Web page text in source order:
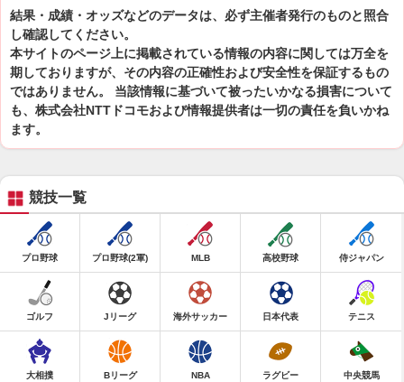
結果・成績・オッズなどのデータは、必ず主催者発行のものと照合
し確認してください。
本サイトのページ上に掲載されている情報の内容に関しては万全を
期しておりますが、その内容の正確性および安全性を保証するもの
ではありません。 当該情報に基づいて被ったいかなる損害について
も、株式会社NTTドコモおよび情報提供者は一切の責任を負いかね
ます。
競技一覧
プロ野球 プロ野球(2軍) MLB 高校野球 侍ジャパン
ゴルフ Jリーグ 海外サッカー 日本代表 テニス
大相撲 Bリーグ NBA ラグビー 中央競馬